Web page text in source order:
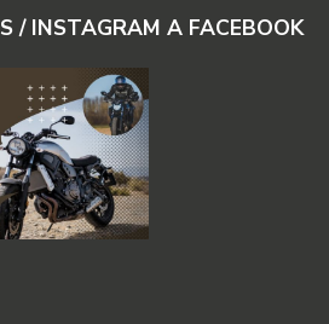
/ INSTAGRAM A FACEBOOK